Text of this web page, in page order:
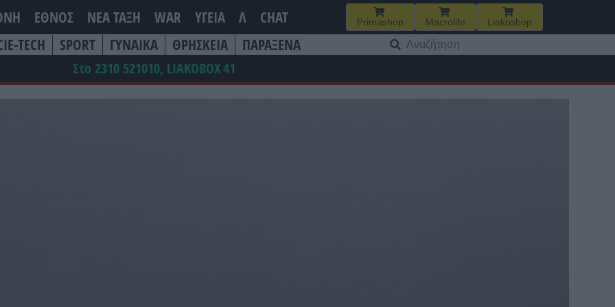
ΕΘΝΟΣ ΝΕΑ ΤΆΞΗ WAR ΥΓΕΙΑ Λ CHAT Primashop Macrolife Liakoshop
TECH SPORT ΓΥΝΑΙΚΑ ΘΡΗΣΚΕΙΑ ΠΑΡΑΞΕΝΑ
για:
Στο 2310 521010, LIAKOBOX41